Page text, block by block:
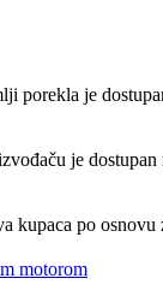
porekla je
je
kupaca po osnovu
motorom